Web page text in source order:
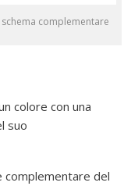
complementare
colore con una
suo
complementare del